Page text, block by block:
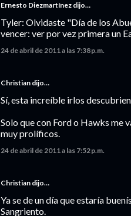
Ernesto Diezmartínez dijo…
Tyler: Olvidaste "Día de los
vencer: ver por vez primera un
24 de abril de 2011 a las 7:38 p.m.
Christian dijo…
Sí, esta increíble irlos
Solo que con Ford o Hawks me
muy prolíficos.
24 de abril de 2011 a las 7:52 p.m.
Christian dijo…
Ya se de un día que estaría
Sangriento.